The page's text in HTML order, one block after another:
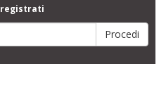
registrati